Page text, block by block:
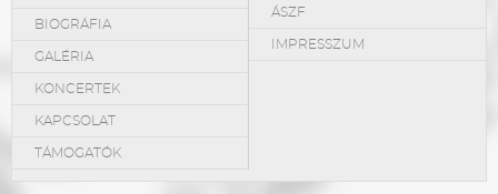
BIOGRÁFIA
GALÉRIA
KONCERTEK
KAPCSOLAT
TÁMOGATÓK
ÁSZF
IMPRESSZUM